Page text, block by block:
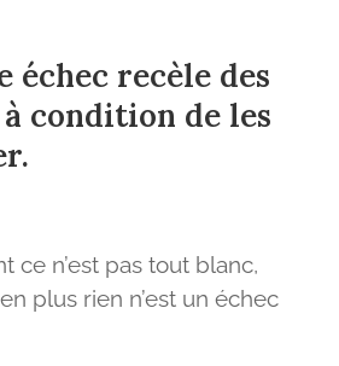
échec recèle des
condition de les
ce n’est pas tout blanc,
plus rien n’est un échec